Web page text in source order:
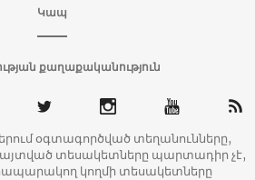
Կապ
քաղաքականություն
օգտագործված տեղանունները,
տեսակետները պարտադիր չէ,
կողմի տեսակետները